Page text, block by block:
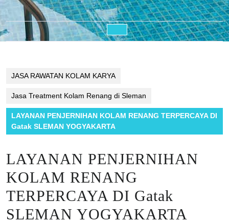
Open
JASA RAWATAN KOLAM KARYA
Jasa Treatment Kolam Renang di Sleman
LAYANAN PENJERNIHAN KOLAM RENANG TERPERCAYA DI
Gatak SLEMAN YOGYAKARTA
LAYANAN PENJERNIHAN
KOLAM RENANG
TERPERCAYA DI Gatak
SLEMAN YOGYAKARTA